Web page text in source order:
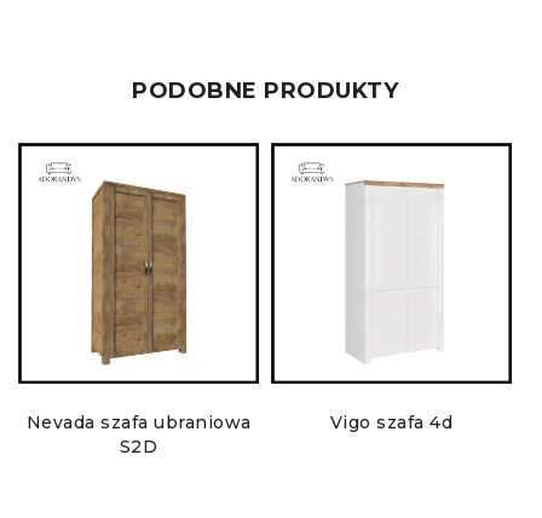
PODOBNE PRODUKTY
Nevada szafa ubraniowa
S2D
Vigo szafa 4d